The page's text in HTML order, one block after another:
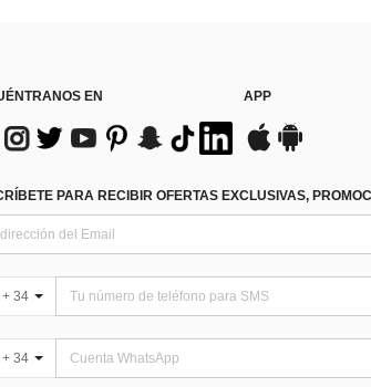
EN APP
PARA RECIBIR OFERTAS EXCLUSIVAS,
+ 34
+ 34